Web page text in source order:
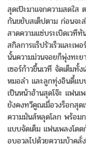
สุดเป๊ะมาแจกความสดใส
กันขยับสเต็ปตาม ก่อนจะ
สาดความแซ่บระเบิดเวที
สกิลการแร็ปรัวเร็วและเ
นั้นความม่วนจอยก็พุ่งทะ
เซอร์ก้าวขึ้นเวที จัดเต็มทั้
หมอลำ และลูกทุ่งอินดี้แบ
เป็นหน้าฮ้านสุดโจ๊ะ แฟน
ยังคงทวีคูณเมื่อวงร็อกสุ
ความมันส์หลุดโลก พร้อม
แบบจัดเต็ม แฟนเพลงโด
อบอวลไปด้วยความบ้าค